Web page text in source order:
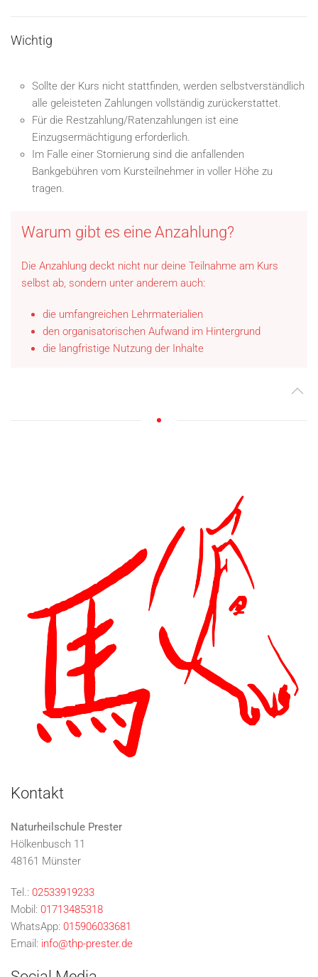
Wichtig
Sollte der Kurs nicht stattfinden, werden selbstverständlich
alle geleisteten Zahlungen vollständig zurückerstattet.
Für die Restzahlung/Ratenzahlungen ist eine
Einzugsermächtigung erforderlich.
Im Falle einer Stornierung sind die anfallenden
Bankgebühren vom Kursteilnehmer in voller Höhe zu
tragen.
Warum gibt es eine Anzahlung?
Die Anzahlung deckt nicht nur deine Teilnahme am Kurs
selbst ab, sondern unter anderem auch:
die umfangreichen Lehrmaterialien
den organisatorischen Aufwand im Hintergrund
die langfristige Nutzung der Inhalte
Kontakt
Naturheilschule Prester
Hölkenbusch 11
48161 Münster
Tel.: 02533919233
Mobil: 01713485318
WhatsApp: 015906033681
Email: info@thp-prester.de